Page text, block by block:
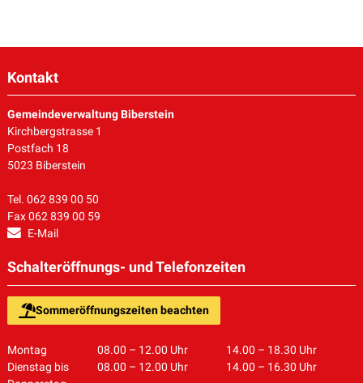
Kontakt
Gemeindeverwaltung Biberstein
Kirchbergstrasse 1
Postfach 18
5023 Biberstein
Tel. 062 839 00 50
Fax 062 839 00 59
E-Mail
Schalteröffnungs- und Telefonzeiten
Sommeröffnungszeiten beachten
Montag 08.00 – 12.00 Uhr
14.00 – 18.30 Uhr
Dienstag bis
08.00 – 12.00 Uhr 14.00 – 16.30 Uhr